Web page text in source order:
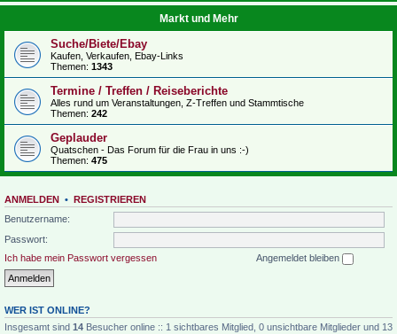
Markt und Mehr
Suche/Biete/Ebay
Kaufen, Verkaufen, Ebay-Links
Themen: 1343
Termine / Treffen / Reiseberichte
Alles rund um Veranstaltungen, Z-Treffen und Stammtische
Themen: 242
Geplauder
Quatschen - Das Forum für die Frau in uns :-)
Themen: 475
ANMELDEN • REGISTRIEREN
Benutzername:
Passwort:
Ich habe mein Passwort vergessen
Angemeldet bleiben
WER IST ONLINE?
Insgesamt sind 14 Besucher online :: 1 sichtbares Mitglied, 0 unsichtbare Mitglieder und 13